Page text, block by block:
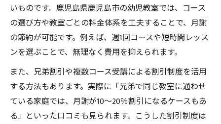
いものです。鹿児島県鹿児島市の幼児教室では、コース
の選び方や教室ごとの料金体系を工夫することで、月謝
の節約が可能です。例えば、週1回コースや短時間レッス
ンを選ぶことで、無理なく費用を抑えられます。
また、兄弟割引や複数コース受講による割引制度を活用
する方法もあります。実際に「兄弟で同じ教室に通わせ
ている家庭では、月謝が10～20％割引になるケースもあ
る」といった口コミも見られます。こうした割引制度は